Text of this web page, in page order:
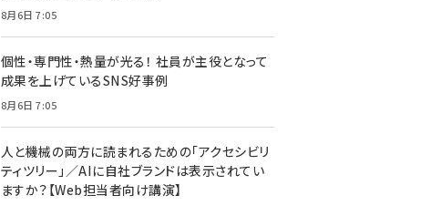
8月6日 7:05
個性・専門性・熱量が光る！ 社員が主役となって
成果を上げているSNS好事例
8月6日 7:05
人と機械の両方に読まれるための「アクセシビリ
ティツリー」／AIに自社ブランドは表示されてい
ますか？【Web担当者向け講演】